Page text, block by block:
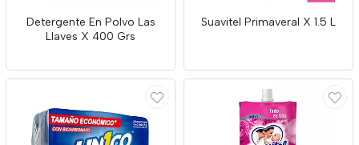
Detergente En Polvo Las
Llaves X 400 Grs
Suavitel Primaveral X 1.5 L